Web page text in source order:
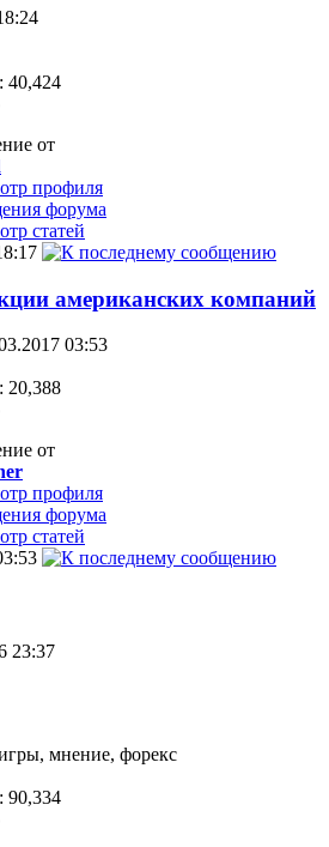
40,424
от
профиля
форума
статей
американских компаний
03:53
20,388
от
профиля
форума
статей
23:37
90,334